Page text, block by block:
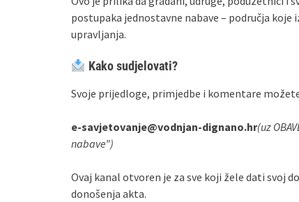
postupaka jednostavne nabave – područja
upravljanja.
Kako sudjelovati?
Svoje prijedloge, primjedbe i komentare
e-savjetovanje@vodnjan-dignano.hr(uz
nabave”)
Ovaj kanal otvoren je za sve koji žele dati svoj
donošenja akta.